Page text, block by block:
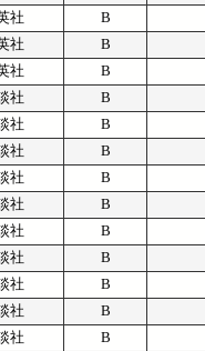
社 B
社 B
社 B
社 B
社 B
社 B
社 B
社 B
社 B
社 B
社 B
社 B
社 B